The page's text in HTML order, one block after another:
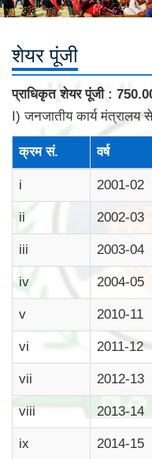
शेयर पूंजी
प्राधिकृत शेयर पूंजी :
I) जनजातीय कार्य मंत्रालय से
क्रम सं. वर्ष
i 2001-02
ii 2002-03
iii 2003-04
iv 2004-05
v 2010-11
vi 2011-12
vii 2012-13
viii 2013-14
ix 2014-15